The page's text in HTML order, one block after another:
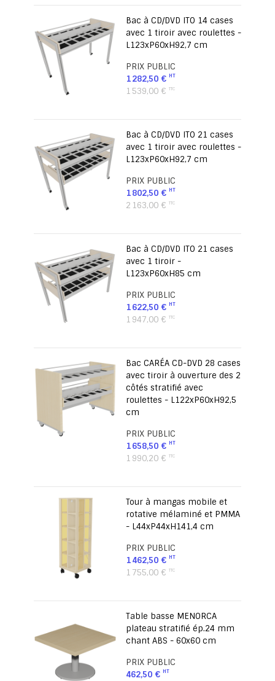
Bac à CD/DVD ITO 14 cases
avec 1 tiroir avec roulettes -
L123xP60xH92,7 cm
PRIX PUBLIC
1 282,50 €
1 539,00 €
Bac à CD/DVD ITO 21 cases
avec 1 tiroir avec roulettes -
L123xP60xH92,7 cm
PRIX PUBLIC
1 802,50 €
2 163,00 €
Bac à CD/DVD ITO 21 cases
avec 1 tiroir -
L123xP60xH85 cm
PRIX PUBLIC
1 622,50 €
1 947,00 €
Bac CARÉA CD-DVD 28 cases
avec tiroir à ouverture des 2
côtés stratifié avec
roulettes - L122xP60xH92,5
cm
PRIX PUBLIC
1 658,50 €
1 990,20 €
Tour à mangas mobile et
rotative mélaminé et PMMA
- L44xP44xH141,4 cm
PRIX PUBLIC
1 462,50 €
1 755,00 €
Table basse MENORCA
plateau stratifié ép.24 mm
chant ABS - 60x60 cm
PRIX PUBLIC
462,50 €